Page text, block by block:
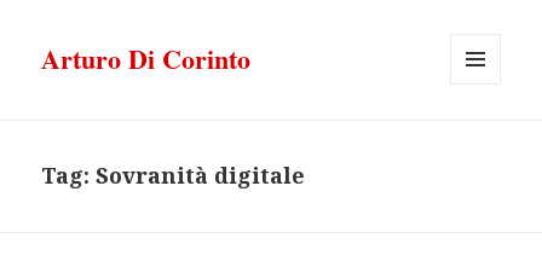
Arturo Di Corinto
Tag:Sovranità digitale